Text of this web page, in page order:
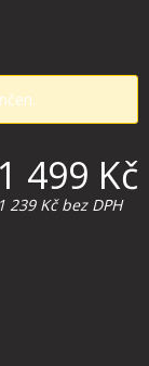
1 499 Kč
1 239 Kčbez DPH